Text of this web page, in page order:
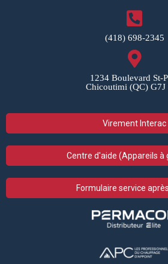
(418) 698-2345
1234 Boulevard St-
Chicoutimi (QC) G7J
Virement Interac
Centre d'aide (Appareils à
Formulaire service